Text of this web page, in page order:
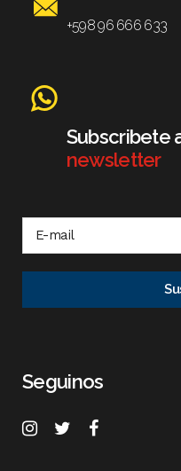
+598 96 666 633
Subscribete
newsletter
Seguinos